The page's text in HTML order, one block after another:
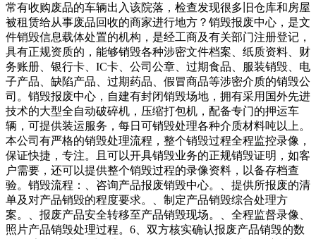
常有收购废品的车辆出入该院落，检查发现很多旧仓库和房屋
被租赁给从事废品回收的商家进行地方？销毁报废中心，是文
件销毁信息载体处置的机构，是经工商及有关部门注册登记，
具有正规资质的，能够销毁各种涉密文件档案、纸质资料、财
务账册、银行卡、IC卡、公司公章、过期食品、服装销毁、电
子产品、缺陷产品、过期药品、假冒商品等涉密介质的销毁公
司。销毁报废中心，自建有封闭销毁场地，拥有采用国外先进
技术的大型全自动破碎机，压缩打包机，配备专门的押运车
辆，可提供装运服务，每日可销毁处理各种介质材料吨以上。
本公司有严格的销毁处理流程，整个销毁过程全程监控录像，
保证快捷，专注。且可以开具销毁业务的正规销毁证明，如客
户需要，还可以提供整个销毁过程的录像资料，以备存档查
验。销毁流程：、咨询产品报废销毁中心。、提供所报废的清
单及对产品销毁的程度要求。、制定产品销毁综合处理方
案。、报废产品安全转移至产品销毁现场。、全程监督录像、
照片产品销毁处理过程。6、双方核实确认报废产品销毁的数